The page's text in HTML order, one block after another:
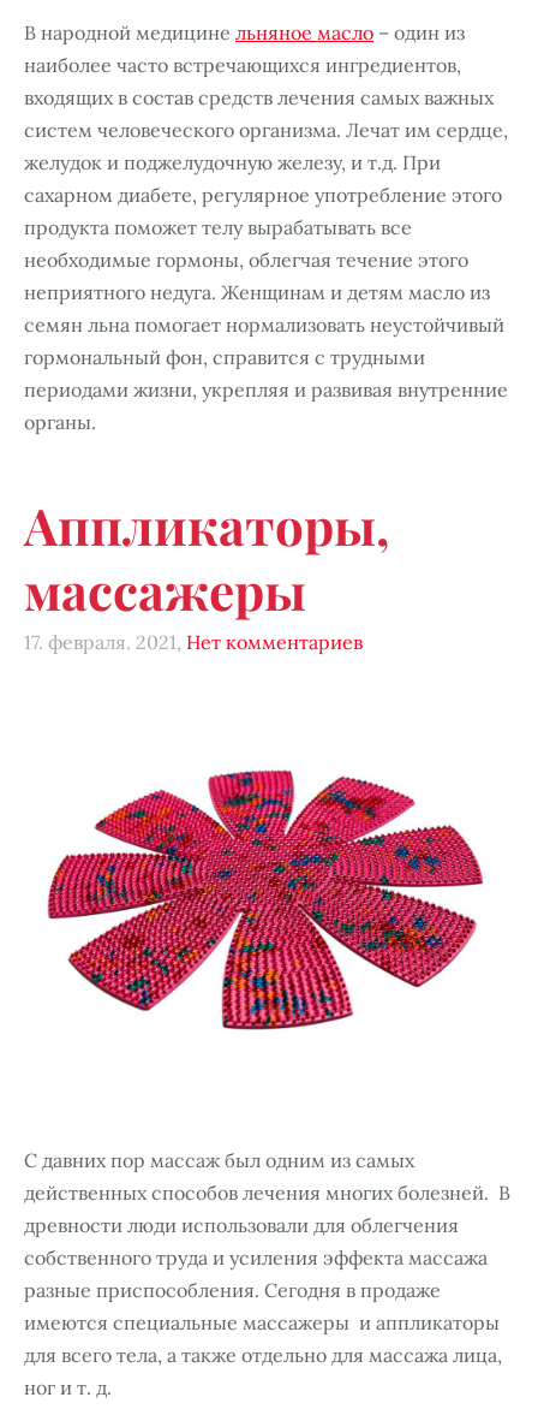
В народной медицине льняное масло – один из
наиболее часто встречающихся ингредиентов,
входящих в состав средств лечения самых важных
систем человеческого организма. Лечат им сердце,
желудок и поджелудочную железу, и т.д. При
сахарном диабете, регулярное употребление этого
продукта поможет телу вырабатывать все
необходимые гормоны, облегчая течение этого
неприятного недуга. Женщинам и детям масло из
семян льна помогает нормализовать неустойчивый
гормональный фон, справится с трудными
периодами жизни, укрепляя и развивая внутренние
органы.
Аппликаторы,
массажеры
17. февраля. 2021, Нет комментариев
С давних пор массаж был одним из самых
действенных способов лечения многих болезней. В
древности люди использовали для облегчения
собственного труда и усиления эффекта массажа
разные приспособления. Сегодня в продаже
имеются специальные массажеры и аппликаторы
для всего тела, а также отдельно для массажа лица,
ног и т. д.